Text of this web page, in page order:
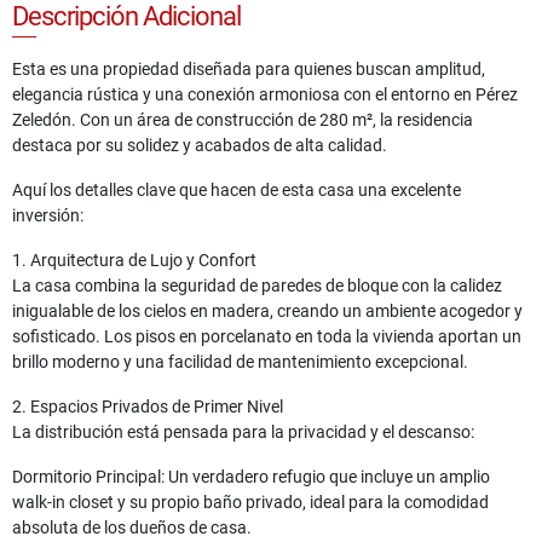
Descripción Adicional
Esta es una propiedad diseñada para quienes buscan amplitud,
elegancia rústica y una conexión armoniosa con el entorno en Pérez
Zeledón. Con un área de construcción de 280 m², la residencia
destaca por su solidez y acabados de alta calidad.
Aquí los detalles clave que hacen de esta casa una excelente
inversión:
1. Arquitectura de Lujo y Confort
La casa combina la seguridad de paredes de bloque con la calidez
inigualable de los cielos en madera, creando un ambiente acogedor y
sofisticado. Los pisos en porcelanato en toda la vivienda aportan un
brillo moderno y una facilidad de mantenimiento excepcional.
2. Espacios Privados de Primer Nivel
La distribución está pensada para la privacidad y el descanso:
Dormitorio Principal: Un verdadero refugio que incluye un amplio
walk-in closet y su propio baño privado, ideal para la comodidad
absoluta de los dueños de casa.